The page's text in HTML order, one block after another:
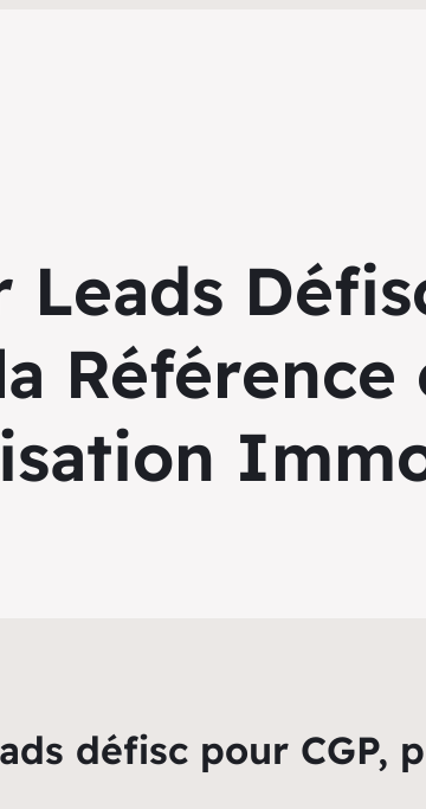
Leads
Référence
défisc pour CGP,